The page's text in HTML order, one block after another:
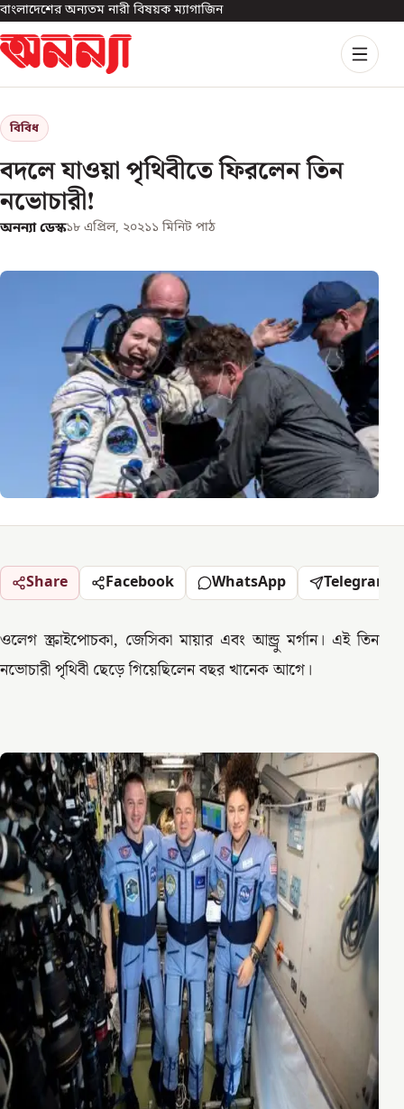
বাংলাদেশের অন্যতম নারী বিষয়ক ম্যাগাজিন
বিবিধ
বদলে যাওয়া পৃথিবীতে ফিরলেন তিন
নভোচারী!
অনন্যা ডেস্ক১৮ এপ্রিল, ২০২১১ মিনিট পাঠ
Share Facebook WhatsApp Telegram
ওলেগ স্ক্রাইপোচকা, জেসিকা মায়ার এবং আন্ড্রু মর্গান। এই তিন
নভোচারী পৃথিবী ছেড়ে গিয়েছিলেন বছর খানেক আগে।